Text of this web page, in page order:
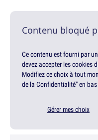
Contenu bloqué
Ce contenu est fourni par
devez accepter les cookies
Modifiez ce choix à tout
de la Confidentialité" en
Gérer mes choix